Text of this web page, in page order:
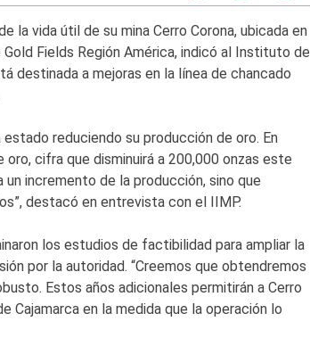
la vida útil de su mina Cerro Corona, ubicada en
Fields Región América, indicó al Instituto de
destinada a mejoras en la línea de chancado
estado reduciendo su producción de oro. En
cifra que disminuirá a 200,000 onzas este
un incremento de la producción, sino que
destacó en entrevista con el IIMP.
los estudios de factibilidad para ampliar la
por la autoridad. “Creemos que obtendremos
Estos años adicionales permitirán a Cerro
Cajamarca en la medida que la operación lo